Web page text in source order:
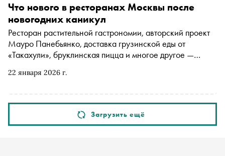
22 января 2026 г.
Что нового в ресторанах Москвы после
новогодних каникул
Ресторан растительной гастрономии, авторский проект
Мауро Панебьянко, доставка грузинской еды от
«Такахули», бруклинская пицца и многое другое —
Загрузить ещё